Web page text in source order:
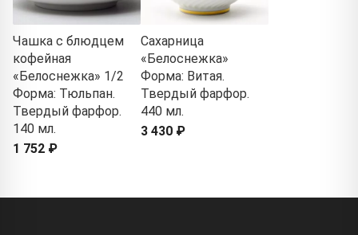
Чашка с блюдцем
кофейная
«Белоснежка» 1/2
Форма: Тюльпан.
Твердый фарфор.
140 мл.
1 752 ₽
Сахарница
«Белоснежка»
Форма: Витая.
Твердый фарфор.
440 мл.
3 430 ₽